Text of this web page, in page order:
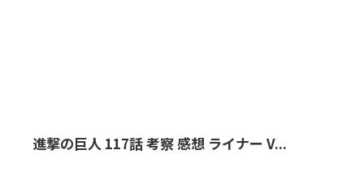
進撃の巨人 117話 考察 感想 ライナー V...